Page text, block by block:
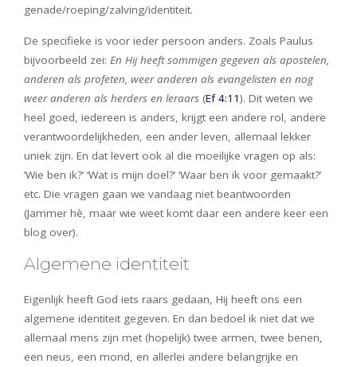
genade/roeping/zalving/identiteit.
De specifieke is voor ieder persoon anders. Zoals Paulus
bijvoorbeeld zei: En Hij heeft sommigen gegeven als apostelen,
anderen als profeten, weer anderen als evangelisten en nog
weer anderen als herders en leraars (Ef 4:11). Dit weten we
heel goed, iedereen is anders, krijgt een andere rol, andere
verantwoordelijkheden, een ander leven, allemaal lekker
uniek zijn. En dat levert ook al die moeilijke vragen op als:
‘Wie ben ik?’ ‘Wat is mijn doel?’ ‘Waar ben ik voor gemaakt?’
etc. Die vragen gaan we vandaag niet beantwoorden
(Jammer hè, maar wie weet komt daar een andere keer een
blog over).
Algemene identiteit
Eigenlijk heeft God iets raars gedaan, Hij heeft ons een
algemene identiteit gegeven. En dan bedoel ik niet dat we
allemaal mens zijn met (hopelijk) twee armen, twee benen,
een neus, een mond, en allerlei andere belangrijke en